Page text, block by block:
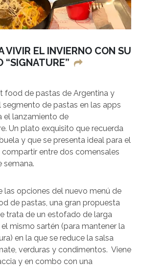
VIVIR EL INVIERNO CON SU
“SIGNATURE”
food de pastas de Argentina y
de pastas en las apps
el lanzamiento de
Un plato exquisito que recuerda
y que se presenta ideal para el
entre dos comensales
semana.
las opciones del nuevo menú de
de pastas, una gran propuesta
trata de un estofado de larga
mismo sartén (para mantener la
en la que se reduce la salsa
verduras y condimentos. Viene
y en combo con una